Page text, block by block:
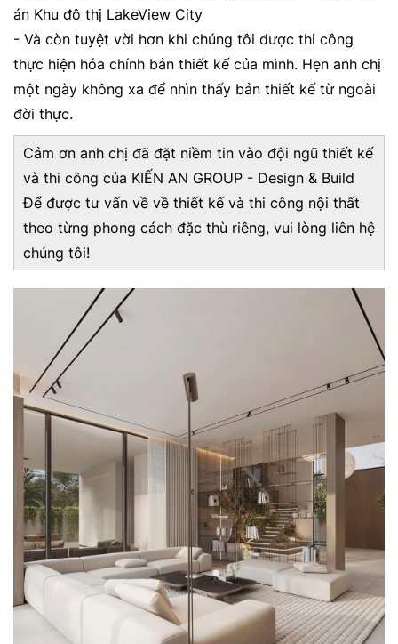
án Khu đô thị LakeView City
- Và còn tuyệt vời hơn khi chúng tôi được thi công
thực hiện hóa chính bản thiết kế của mình. Hẹn anh chị
một ngày không xa để nhìn thấy bản thiết kế từ ngoài
đời thực.
Cảm ơn anh chị đã đặt niềm tin vào đội ngũ thiết kế
và thi công của KIẾN AN GROUP - Design & Build
Để được tư vấn về về thiết kế và thi công nội thất
theo từng phong cách đặc thù riêng, vui lòng liên hệ
chúng tôi!